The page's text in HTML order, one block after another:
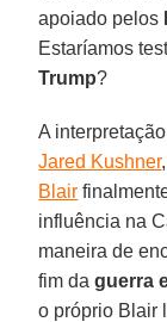
apoiado pelos
Estaríamos
Trump?
A
Jared Kushner
Blair
influência na
maneira de
fim daguerra
o próprio Blair